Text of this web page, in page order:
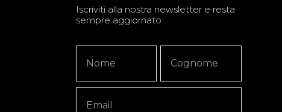
Iscriviti alla nostra newsletter e resta
sempre aggiornato
Signup
Copy